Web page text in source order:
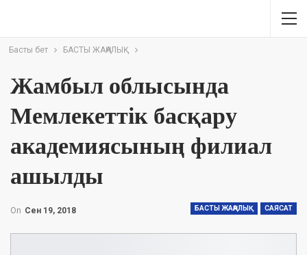
Басты бет БАСТЫ ЖАҢАЛЫҚ
Жамбыл облысында
Мемлекеттік басқару
академиясының филиал
ашылды
БАСТЫ ЖАҢАЛЫҚ САЯСАТ
On Сен 19, 2018